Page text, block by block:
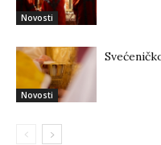
Novosti
Novosti